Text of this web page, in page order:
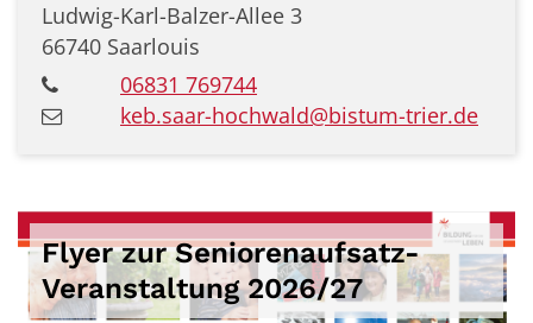
Ludwig-Karl-Balzer-Allee 3
66740 Saarlouis
06831 769744
keb.saar-hochwald@bistum-trier.de
Flyer zur Seniorenaufsatz-
Veranstaltung 2026/27